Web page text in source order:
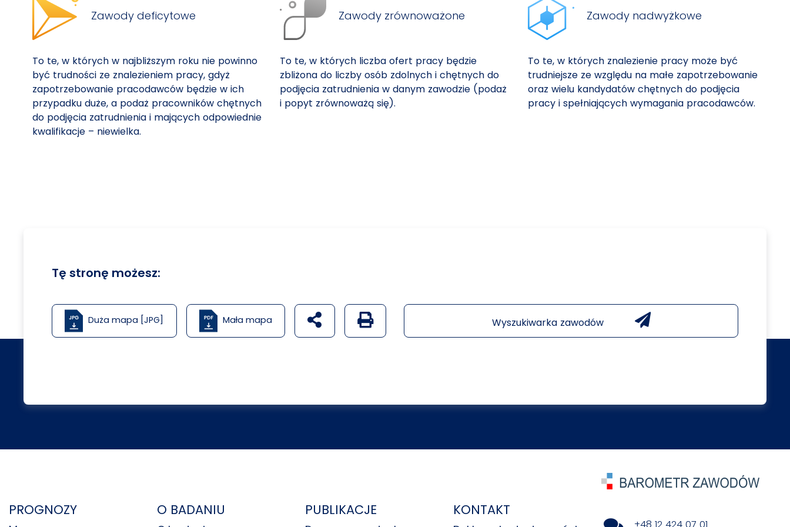
Zawody deficytowe
To te, w których w najbliższym roku nie powinno
być trudności ze znalezieniem pracy, gdyż
zapotrzebowanie pracodawców będzie w ich
przypadku duże, a podaż pracowników chętnych
do podjęcia zatrudnienia i mających odpowiednie
kwalifikacje – niewielka.
Zawody zrównoważone
To te, w których liczba ofert pracy będzie
zbliżona do liczby osób zdolnych i chętnych do
podjęcia zatrudnienia w danym zawodzie (podaż
i popyt zrównoważą się).
Zawody nadwyżkowe
To te, w których znalezienie pracy może być
trudniejsze ze względu na małe zapotrzebowanie
oraz wielu kandydatów chętnych do podjęcia
pracy i spełniających wymagania pracodawców.
Tę stronę możesz:
Duża mapa [JPG] Mała mapa udostępnij na social mediach
Generuj wersję PDF strony Wyszukiwarka zawodów
PROGNOZY O BADANIU PUBLIKACJE KONTAKT
+48 12 424 07 01